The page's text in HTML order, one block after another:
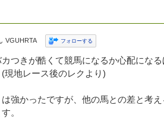
VGUHRTA フォローする
つきが酷くて競馬になるか心配にな
現地レース後のレクより)
強かったですが、他の馬との差と考
。